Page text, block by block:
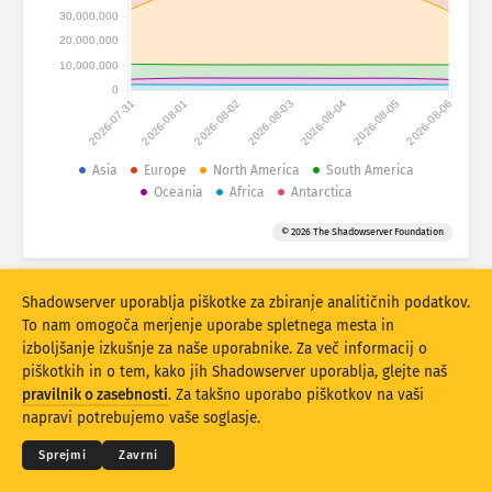
Statistika napadov: Naprave
Pomoč
Države
Nabor podatkov
Omejitev
Prekrivanje
Posodobi Ponastavitev
Prenesite kot PNG
2026-07-31 2026-08-01 2026-08-02 2026-08-03 2026-08-04 2026-08-05 2026-08-06
0
10,000,000
20,000,000
30,000,000
Asia Europe North America
South America
Oceania
Africa Antarctica
© 2026 The Shadowserver Foundation
© 2026THE SHADOWSERVER FOUNDATION
Zasebnost in pogoji
Kontaktirajte nas Zasluge
Shadowserver uporablja piškotke za zbiranje analitičnih podatkov.
To nam omogoča merjenje uporabe spletnega mesta in
izboljšanje izkušnje za naše uporabnike. Za več informacij o
piškotkih in o tem, kako jih Shadowserver uporablja, glejte naš
pravilnik o zasebnosti. Za takšno uporabo piškotkov na vaši
napravi potrebujemo vaše soglasje.
Sprejmi Zavrni